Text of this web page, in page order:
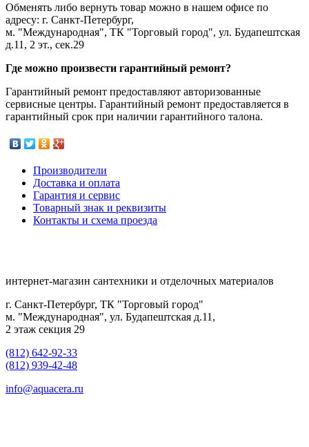
Обменять либо вернуть товар можно в нашем офисе по
адресу: г. Санкт-Петербург,
м. "Международная", ТК "Торговый город", ул. Будапештская
д.11, 2 эт., сек.29
Где можно произвести гарантийный ремонт?
Гарантийный ремонт предоставляют авторизованные
сервисные центры. Гарантийный ремонт предоставляется в
гарантийный срок при наличии гарантийного талона.
Производители
Доставка и оплата
Гарантия и сервис
Товарный знак и реквизиты
Контакты и схема проезда
интернет-магазин сантехники и отделочных материалов
г. Санкт-Петербург, ТК "Торговый город"
м. "Международная", ул. Будапештская д.11,
2 этаж секция 29
(812) 642-92-33
(812) 939-42-48
info@aquacera.ru